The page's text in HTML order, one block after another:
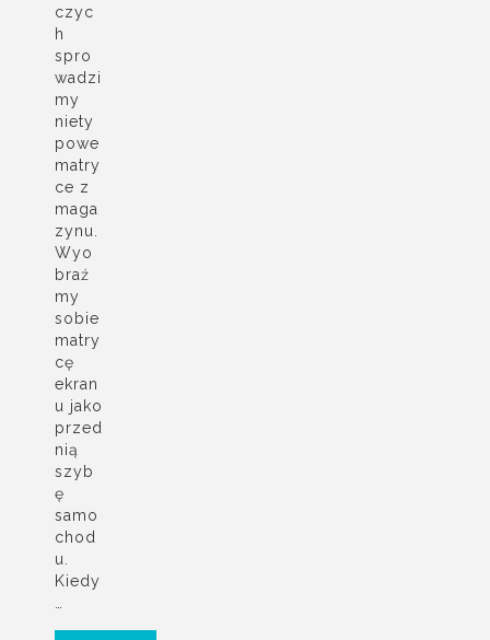
czyc
h
spro
wadzi
my
niety
powe
matry
ce z
maga
zynu.
Wyo
braź
my
sobie
matry
cę
ekran
u jako
przed
nią
szyb
ę
samo
chod
u.
Kiedy